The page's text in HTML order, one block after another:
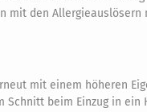
mit den Allergieauslösern
mit einem höheren
beim Einzug in ein